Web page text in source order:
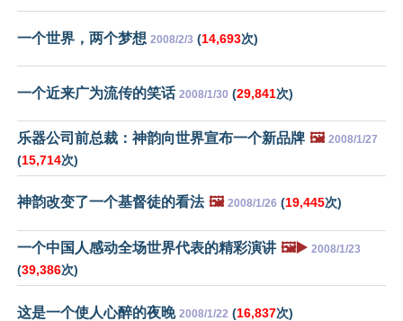
一个世界，两个梦想 2008/2/3 (14,693次)
一个近来广为流传的笑话 2008/1/30 (29,841次)
乐器公司前总裁：神韵向世界宣布一个新品牌 🖼️ 2008/1/27
(15,714次)
神韵改变了一个基督徒的看法 🖼️ 2008/1/26 (19,445次)
一个中国人感动全场世界代表的精彩演讲 🖼️▶️ 2008/1/23
(39,386次)
这是一个使人心醉的夜晚 2008/1/22 (16,837次)